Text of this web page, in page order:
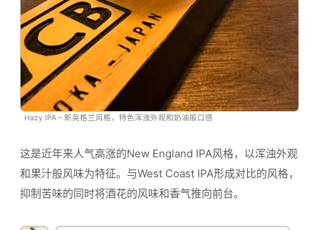
Hazy IPA – 新英格兰风格，特色浑浊外观和奶油般口感
这是近年来人气高涨的New England IPA风格，以浑浊外观
和果汁般风味为特征。与West Coast IPA形成对比的风格，
抑制苦味的同时将酒花的风味和香气推向前台。